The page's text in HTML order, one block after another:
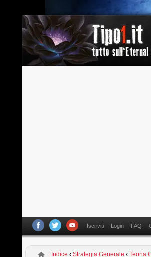
Iscriviti Login FAQ
Indice ‹ Strategia Generale ‹ Teoria